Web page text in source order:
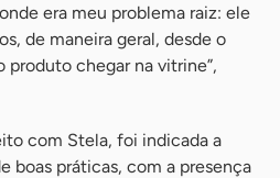
era meu problema raiz: ele
de maneira geral, desde o
chegar na vitrine”,
com Stela, foi indicada a
boas práticas, com a presença